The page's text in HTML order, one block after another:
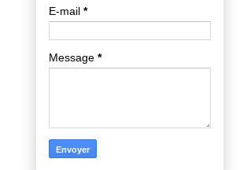
E-mail *
Message *